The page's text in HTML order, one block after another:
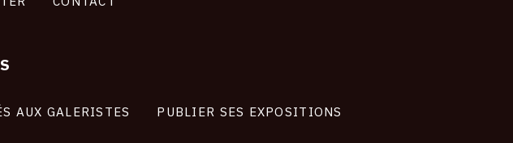
AUX GALERISTES PUBLIER SES EXPOSITIONS